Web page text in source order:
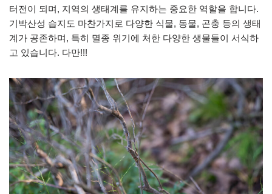
터전이 되며, 지역의 생태계를 유지하는 중요한 역할을 합니다.
기박산성 습지도 마찬가지로 다양한 식물, 동물, 곤충 등의 생태
계가 공존하며, 특히 멸종 위기에 처한 다양한 생물들이 서식하
고 있습니다. 다만!!!